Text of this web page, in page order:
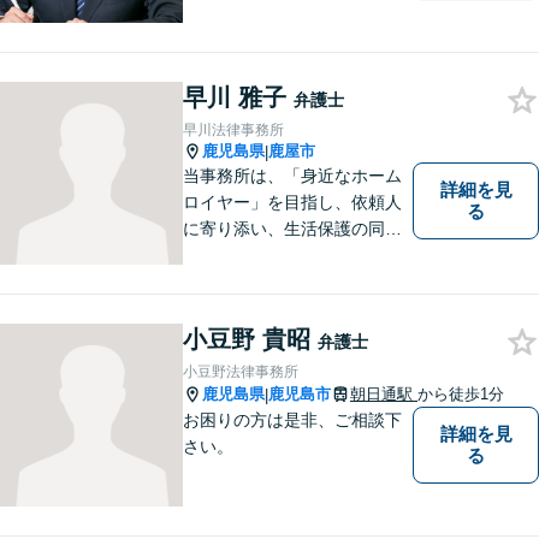
で、お悩みの解決に向けて丁
寧にアドバイスしていきま
す。
早川 雅子 弁護士
早川法律事務所
鹿児島県|鹿屋市
当事務所は、「身近なホーム
ロイヤー」を目指し、依頼人
に寄り添い、生活保護の同行
詳細を見
る
小豆野 貴昭 弁護士
小豆野法律事務所
鹿児島県|鹿児島市 朝日通駅 から徒歩1分
お困りの方は是非、ご相談下
さい。
詳細を見
る